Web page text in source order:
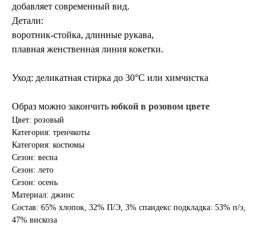
добавляет современный вид.
Детали:
воротник-стойка, длинные рукава,
плавная женственная линия кокетки.
Уход: деликатная стирка до 30°С или химчистка
Образ можно закончить юбкой в розовом цвете
Цвет: розовый
Категория: тренчкоты
Категория: костюмы
Сезон: весна
Сезон: лето
Сезон: осень
Материал: джинс
Состав: 65% хлопок, 32% П/Э, 3% спандекс подкладка: 53% п/э,
47% вискоза